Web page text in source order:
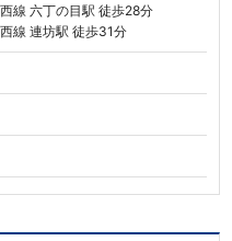
線 六丁の目駅 徒歩28分
線 連坊駅 徒歩31分